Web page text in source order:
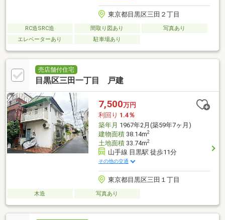
東京都目黒区三田２丁目
RC造SRC造 間取り図あり
写真あり
エレベーターあり
駐車場あり
売店舗付住宅
目黒区三田一丁目 戸建
7,500万円
利回り 1.4％
築年月 1967年2月(築59年7ヶ月)
建物面積38.14m2
土地面積33.74m2
山手線 目黒駅 徒歩11分
その他の交通
東京都目黒区三田１丁目
木造 写真あり